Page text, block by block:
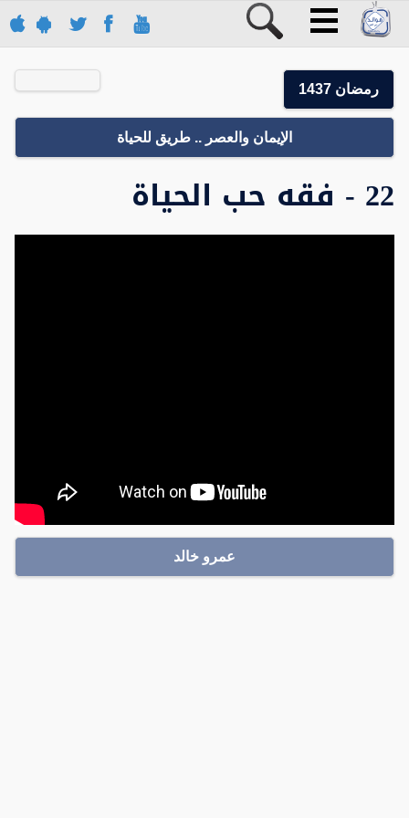
رمضان 1437
الإيمان والعصر .. طريق للحياة
22 - فقه حب الحياة
عمرو خالد